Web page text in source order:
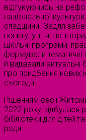
відгукуючись на
національної
спадщини. Задля
попиту, у т. ч. на
шкільні програми,
формували тематичні
й видавали актуальні
про придбання нових
сьогодні.
Рішенням сесії
2022 року відбулася
бібліотеки для дітей
ради.